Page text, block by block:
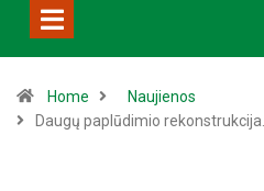
Home
Naujienos
Daugų paplūdimio rekonstrukcija…